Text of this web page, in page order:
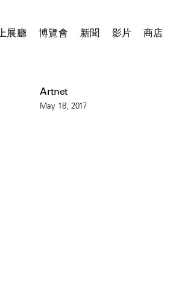
展廳 博覽會 新聞 影片 商店
Artnet
May 18, 2017